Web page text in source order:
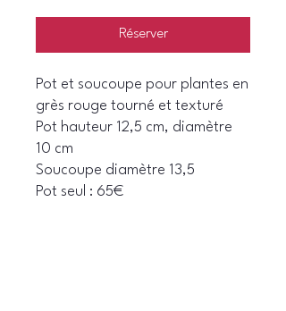
Réserver
Pot et soucoupe pour plantes en
grès rouge tourné et texturé
Pot hauteur 12,5 cm, diamètre
10 cm
Soucoupe diamètre 13,5
Pot seul : 65€